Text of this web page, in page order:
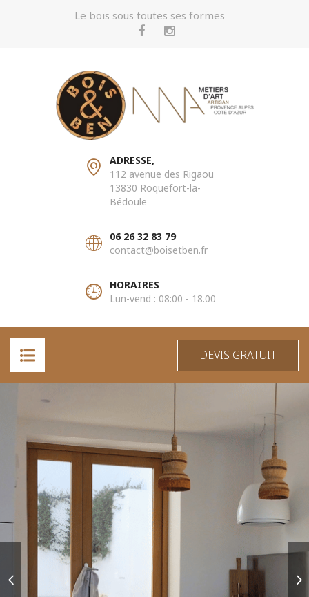
Le bois sous toutes ses formes
ADRESSE,
112 avenue des Rigaou
13830 Roquefort-la-
Bédoule
06 26 32 83 79
contact@boisetben.fr
HORAIRES
Lun-vend : 08:00 - 18.00
ACCUEIL
A PROPOS
RÉALISATIONS
CONTACT
DEVIS GRATUIT